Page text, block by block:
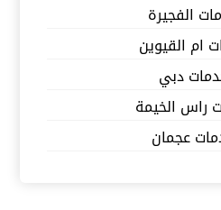
الفجيرة
ام القيوين
دبي
راس الخيمة
عجمان